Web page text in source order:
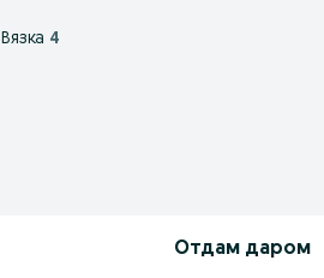
Вязка 4
Отдам даром